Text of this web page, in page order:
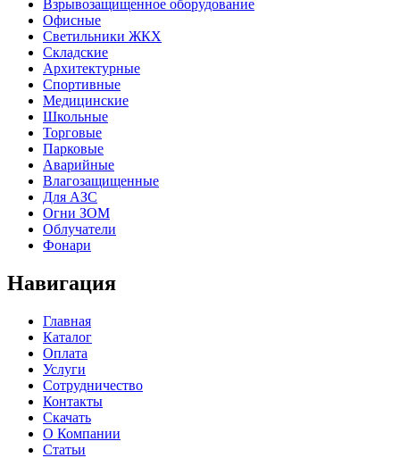
Взрывозащищенное оборудование
Офисные
Cветильники ЖКХ
Складские
Архитектурные
Спортивные
Медицинские
Школьные
Торговые
Парковые
Аварийные
Влагозащищенные
Для АЗС
Огни ЗОМ
Облучатели
Фонари
Навигация
Главная
Каталог
Оплата
Услуги
Сотрудничество
Контакты
Скачать
О Компании
Статьи